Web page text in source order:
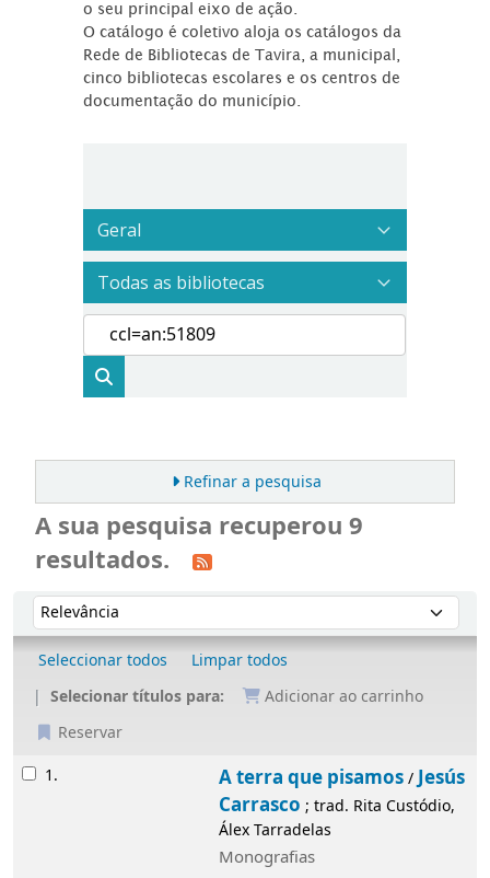
o seu principal eixo de ação.
O catálogo é coletivo aloja os catálogos da
Rede de Bibliotecas de Tavira, a municipal,
cinco bibliotecas escolares e os centros de
documentação do município.
Refinar a pesquisa
A sua pesquisa recuperou 9
resultados.
Ordenar
Ordenar por:
Seleccionar todos
Limpar todos
Selecionar títulos para:
Adicionar ao carrinho
Reservar
Resultados
1. A terra que pisamos/Jesús
Carrasco ; trad. Rita Custódio,
Álex Tarradelas
Monografias